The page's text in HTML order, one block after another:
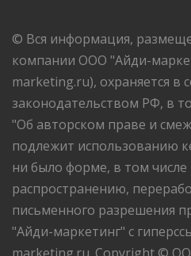
© Вся информация,
компании ООО "Айди-
marketing.ru), охраняется в
законодательством РФ, в
"Об авторском праве и
подлежит использованию
ни было форме, в том
распространению,
письменного разрешения
"Айди-маркетинг" с